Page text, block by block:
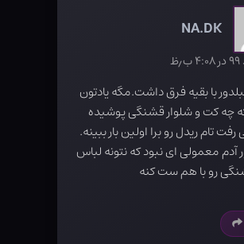
NA.DK
با بقیه فرق داشت.مگه یادتون
چه کت و شلوار قشنگی پوشیده
تام ریدل رو برا اولین بار ببینه.
آدم معمولی ای نبود که نتونه لباس
رو با هم ست کنه